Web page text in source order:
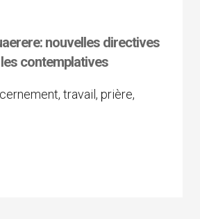
nouvelles directives
contemplatives
travail, prière,